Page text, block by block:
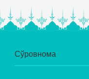
Сўровнома